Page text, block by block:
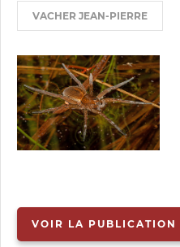
VACHER JEAN-PIERRE
VOIR LA PUBLICATION